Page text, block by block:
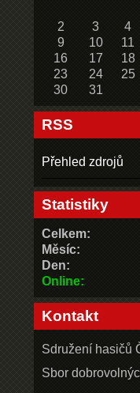
2
3 4
9
10 11
16
17 18
23
24 25
30
31
RSS
Přehled zdrojů
Statistiky
Online:
Celkem:
Měsíc:
Den:
Kontakt
Sdružení hasičů
Sbor